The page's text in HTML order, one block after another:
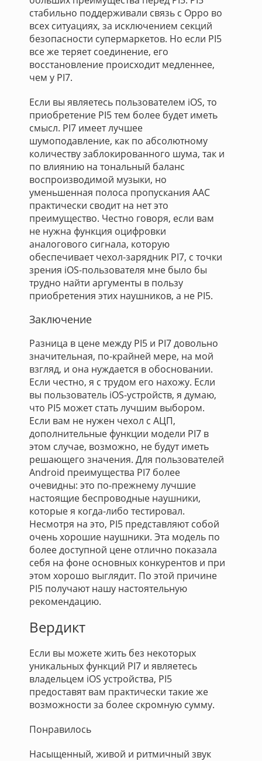
стабильно поддерживали связь с Oppo во
всех ситуациях, за исключением секций
безопасности супермаркетов. Но если PI5
все же теряет соединение, его
восстановление происходит медленнее,
чем у PI7.
Если вы являетесь пользователем iOS, то
приобретение PI5 тем более будет иметь
смысл. PI7 имеет лучшее
шумоподавление, как по абсолютному
количеству заблокированного шума, так и
по влиянию на тональный баланс
воспроизводимой музыки, но
уменьшенная полоса пропускания AAC
практически сводит на нет это
преимущество. Честно говоря, если вам
не нужна функция оцифровки
аналогового сигнала, которую
обеспечивает чехол-зарядник PI7, с точки
зрения iOS-пользователя мне было бы
трудно найти аргументы в пользу
приобретения этих наушников, а не PI5.
Заключение
Разница в цене между PI5 и PI7 довольно
значительная, по-крайней мере, на мой
взгляд, и она нуждается в обосновании.
Если честно, я с трудом его нахожу. Если
вы пользователь iOS-устройств, я думаю,
что PI5 может стать лучшим выбором.
Если вам не нужен чехол с АЦП,
дополнительные функции модели PI7 в
этом случае, возможно, не будут иметь
решающего значения. Для пользователей
Android преимущества PI7 более
очевидны: это по-прежнему лучшие
настоящие беспроводные наушники,
которые я когда-либо тестировал.
Несмотря на это, PI5 представляют собой
очень хорошие наушники. Эта модель по
более доступной цене отлично показала
себя на фоне основных конкурентов и при
этом хорошо выглядит. По этой причине
PI5 получают нашу настоятельную
рекомендацию.
Вердикт
Если вы можете жить без некоторых
уникальных функций PI7 и являетесь
владельцем iOS устройства, PI5
предоставят вам практически такие же
возможности за более скромную сумму.
Понравилось
Насыщенный, живой и ритмичный звук